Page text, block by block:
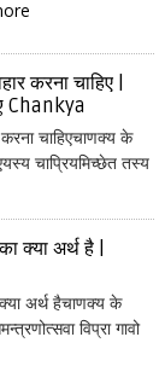
करना चाहिए |
Chankya
चाहिएचाणक्य के
चाप्रियमिच्छेत तस्य
क्या अर्थ है |
अर्थ हैचाणक्य के
विप्रा गावो